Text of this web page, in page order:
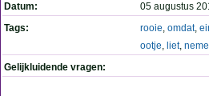
Datum:
05 augustus
Tags:
rooie, omdat,
ootje, liet,
Gelijkluidende vragen: